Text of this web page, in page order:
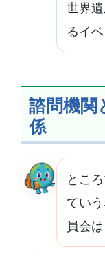
世界
るイ
諮問機関
係
とこ
てい
員会